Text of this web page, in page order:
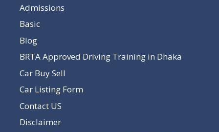
Admissions
Basic
Blog
BRTA Approved Driving Training in Dhaka
Car Buy Sell
Car Listing Form
Contact US
Disclaimer